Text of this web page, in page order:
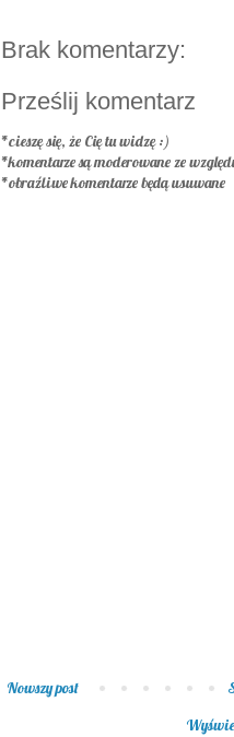
Brak komentarzy:
Prześlij komentarz
*cieszę się, że Cię tu widzę :)
*komentarze są moderowane ze
*obraźliwe komentarze będą usuwane
Nowszy post